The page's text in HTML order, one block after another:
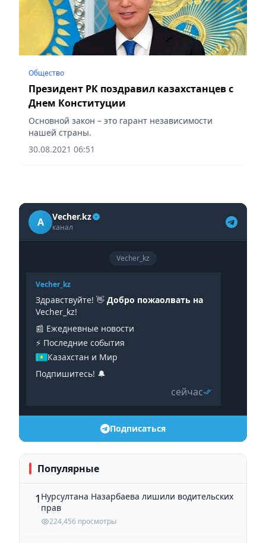
Общество
Президент РК поздравил казахстанцев с
Днем Конституции
Основной закон – это гарант независимости
нашей страны.
30.08.2021 06:51
A Vecher.kz
канал
Vecher_kz
Vecher_kz
Здравствуйте! 👋 Добро пожаолвать на
Vecher_kz!
📰 Ежедневные новости
⚡️ Последние события
Казахстан и Мир
Подпишитесь! 🔔
сейчас
Подписаться
Популярные
1 Нурсултана Назарбаева лишили водительских
прав
224,456 просмотры